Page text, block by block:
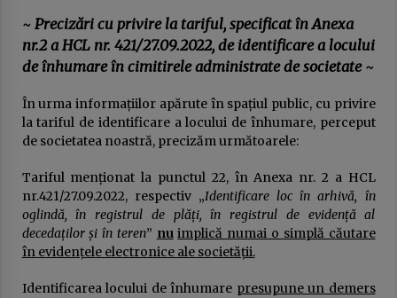
2028
3 februarie 2026
Ziua Principatelor Române – între idealul
24 ianuarie 2026
Frustrarea și invidia dintre două lumi ale
publică
23 ianuarie 2026
USR sau cum a fost compromisă ideea de
„alternativă”. Povestea unui eșec anunțat
~ Precizări cu privire la tariful, specificat în Anexa
nr.2 a HCL nr. 421/27.09.2022, de identificare a locului
de înhumare în cimitirele administrate de societate ~
În urma informațiilor apărute în spațiul public, cu privire
la tariful de identificare a locului de înhumare, perceput
de societatea noastră, precizăm următoarele:
Tariful menționat la punctul 22, în Anexa nr. 2 a HCL
nr.421/27.09.2022, respectiv „Identificare loc în arhivă, în
oglindă, în registrul de plăți, în registrul de evidență al
decedaților și în teren” nu implică numai o simplă căutare
în evidențele electronice ale societății.
Identificarea locului de înhumare presupune un demers